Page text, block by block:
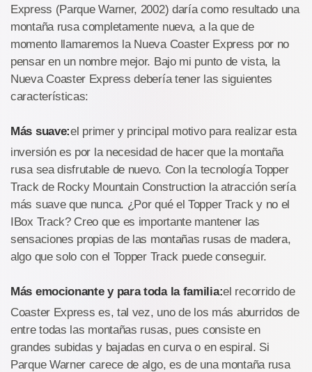
Express (Parque Warner, 2002) daría como resultado una
montaña rusa completamente nueva, a la que de
momento llamaremos la Nueva Coaster Express por no
pensar en un nombre mejor. Bajo mi punto de vista, la
Nueva Coaster Express debería tener las siguientes
características:
Más suave:el primer y principal motivo para realizar esta
inversión es por la necesidad de hacer que la montaña
rusa sea disfrutable de nuevo. Con la tecnología Topper
Track de Rocky Mountain Construction la atracción sería
más suave que nunca. ¿Por qué el Topper Track y no el
IBox Track? Creo que es importante mantener las
sensaciones propias de las montañas rusas de madera,
algo que solo con el Topper Track puede conseguir.
Más emocionante y para toda la familia:el recorrido de
Coaster Express es, tal vez, uno de los más aburridos de
entre todas las montañas rusas, pues consiste en
grandes subidas y bajadas en curva o en espiral. Si
Parque Warner carece de algo, es de una montaña rusa